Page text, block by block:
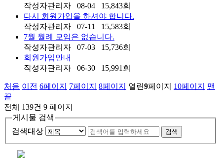
작성자관리자 08-04 15,843회
다시 회원가입을 하셔야 합니다.
작성자관리자 07-11 15,583회
7월 월례 모임은 없습니다.
작성자관리자 07-03 15,736회
회원가입안내
작성자관리자 06-30 15,991 회
처음 이전 6페이지 7페이지 8페이지 열린9페이지 10페이지
맨
끝
전체 139건 9 페이지
게시물 검색
검색대상
검색